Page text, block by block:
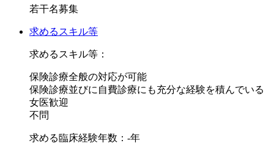
ど最新のものを取り揃えています。
ったりの職場です。
外部セミナーへの参加や定期的に開催される院内勉強会で最
新技術を常に習得可能です。
また報酬面も負けていません。大変稼ぎやすい設定になって
おり、材料費の控除やレントゲン代衛生士代の控除などもあ
若干名募集
求めるスキル等
求めるスキル等：
保険診療全般の対応が可能
保険診療並びに自費診療にも充分な経験を積んでいる
女医歓迎
不問
求める臨床経験年数：-年